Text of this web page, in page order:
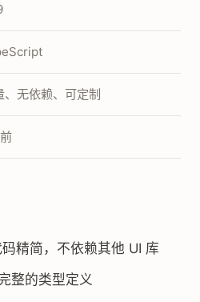
、无依赖、可定制
码精简，不依赖其他 UI 库
整的类型定义